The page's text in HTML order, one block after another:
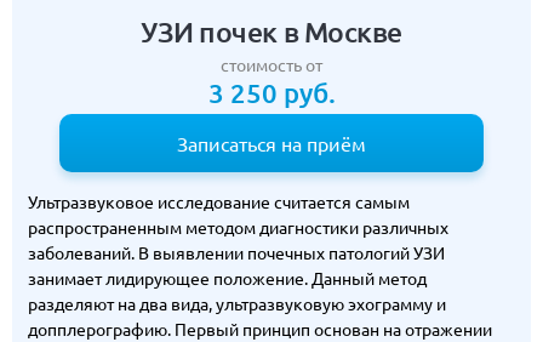
УЗИ почек в Москве
стоимость от
3 250 руб.
Записаться на приём
Ультразвуковое исследование считается самым
распространенным методом диагностики различных
заболеваний. В выявлении почечных патологий УЗИ
занимает лидирующее положение. Данный метод
разделяют на два вида, ультразвуковую эхограмму и
допплерографию. Первый принцип основан на отражении